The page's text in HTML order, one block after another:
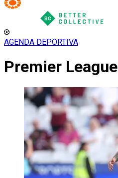
AGENDA DEPORTIVA
Premier League